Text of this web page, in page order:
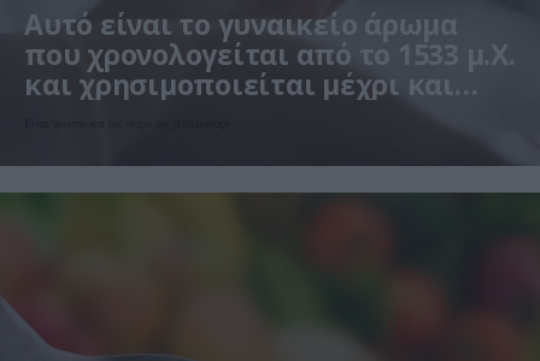
Αυτό είναι το γυναικείο άρωμα
που χρονολογείται από το 1533 μ.Χ.
και χρησιμοποιείται μέχρι και